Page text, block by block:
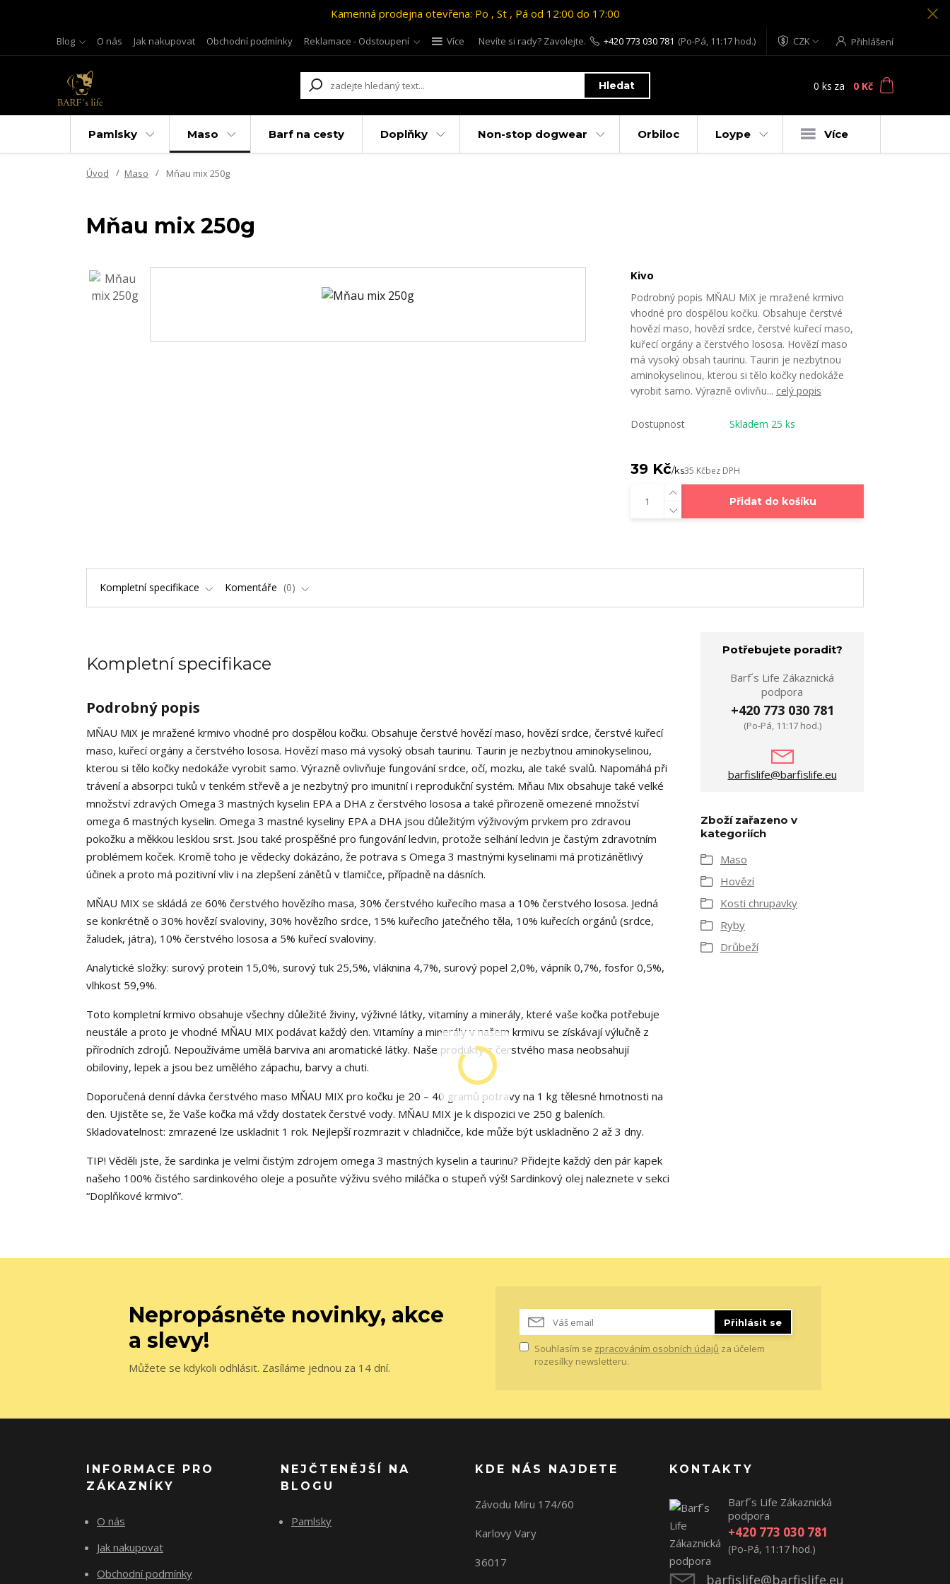
Kamenná prodejna otevřena: Po , St , Pá od 12:00 do 17:00
Blog O nás Jak nakupovat Obchodní podmínky Reklamace - Odstoupení Více CZK Přihlášení
Hledat
Nevíte si rady? Zavolejte. +420 773 030 781 (Po-Pá, 11:17 hod.)
0 ks za 0 Kč
Pamlsky Maso Barf na cesty Doplňky Non-stop dogwear Orbiloc Loype Více
Úvod Maso Mňau mix 250g
Mňau mix 250g
Kivo
Podrobný popis MŇAU MiX je mražené krmivo
vhodné pro dospělou kočku. Obsahuje čerstvé
hovězí maso, hovězí srdce, čerstvé kuřecí maso,
kuřecí orgány a čerstvého lososa. Hovězí maso
má vysoký obsah taurinu. Taurin je nezbytnou
aminokyselinou, kterou si tělo kočky nedokáže
vyrobit samo. Výrazně ovlivňu... celý popis
Dostupnost Skladem 25 ks
39 Kč/ks35 Kčbez DPH
Přidat do košíku
Kompletní specifikace Komentáře 0
Kompletní specifikace
Podrobný popis
MŇAU MiX je mražené krmivo vhodné pro dospělou kočku. Obsahuje čerstvé hovězí maso, hovězí srdce, čerstvé kuřecí
maso, kuřecí orgány a čerstvého lososa. Hovězí maso má vysoký obsah taurinu. Taurin je nezbytnou aminokyselinou,
kterou si tělo kočky nedokáže vyrobit samo. Výrazně ovlivňuje fungování srdce, očí, mozku, ale také svalů. Napomáhá při
trávení a absorpci tuků v tenkém střevě a je nezbytný pro imunitní i reprodukční systém. Mňau Mix obsahuje také velké
množství zdravých Omega 3 mastných kyselin EPA a DHA z čerstvého lososa a také přirozeně omezené množství
omega 6 mastných kyselin. Omega 3 mastné kyseliny EPA a DHA jsou důležitým výživovým prvkem pro zdravou
pokožku a měkkou lesklou srst. Jsou také prospěšné pro fungování ledvin, protože selhání ledvin je častým zdravotním
problémem koček. Kromě toho je vědecky dokázáno, že potrava s Omega 3 mastnými kyselinami má protizánětlivý
účinek a proto má pozitivní vliv i na zlepšení zánětů v tlamičce, případně na dásních.
MŇAU MIX se skládá ze 60% čerstvého hovězího masa, 30% čerstvého kuřecího masa a 10% čerstvého lososa. Jedná
se konkrétně o 30% hovězí svaloviny, 30% hovězího srdce, 15% kuřecího jatečného těla, 10% kuřecích orgánů (srdce,
žaludek, játra), 10% čerstvého lososa a 5% kuřecí svaloviny.
Analytické složky: surový protein 15,0%, surový tuk 25,5%, vláknina 4,7%, surový popel 2,0%, vápník 0,7%, fosfor 0,5%,
vlhkost 59,9%.
Toto kompletní krmivo obsahuje všechny důležité živiny, výživné látky, vitamíny a minerály, které vaše kočka potřebuje
neustále a proto je vhodné MŇAU MIX podávat každý den. Vitamíny a minerály v našem krmivu se získávají výlučně z
přírodních zdrojů. Nepoužíváme umělá barviva ani aromatické látky. Naše produkty z čerstvého masa neobsahují
obiloviny, lepek a jsou bez umělého zápachu, barvy a chuti.
Doporučená denní dávka čerstvého maso MŇAU MIX pro kočku je 20 – 40 gramů potravy na 1 kg tělesné hmotnosti na
den. Ujistěte se, že Vaše kočka má vždy dostatek čerstvé vody. MŇAU MIX je k dispozici ve 250 g baleních.
Skladovatelnost: zmrazené lze uskladnit 1 rok. Nejlepší rozmrazit v chladničce, kde může být uskladněno 2 až 3 dny.
TIP! Věděli jste, že sardinka je velmi čistým zdrojem omega 3 mastných kyselin a taurinu? Přidejte každý den pár kapek
našeho 100% čistého sardinkového oleje a posuňte výživu svého miláčka o stupeň výš! Sardinkový olej naleznete v sekci
“Doplňkové krmivo”.
Potřebujete poradit?
Barf´s Life Zákaznická
podpora
+420 773 030 781
(Po-Pá, 11:17 hod.)
barfislife@barfislife.eu
Zboží zařazeno v
kategoriích
Maso
Hovězí
Kosti chrupavky
Ryby
Drůbeží
Nepropásněte novinky, akce
a slevy!
Můžete se kdykoli odhlásit. Zasíláme jednou za 14 dní.
Přihlásit se
Souhlasím se zpracováním osobních údajů za účelem
rozesílky newsletteru.
INFORMACE PRO
ZÁKAZNÍKY
O nás
Jak nakupovat
Obchodní podmínky
NEJČTENĚJŠÍ NA
BLOGU
Pamlsky
KDE NÁS NAJDETE
Závodu Míru 174/60
Karlovy Vary
36017
KONTAKTY
Barf´s Life Zákaznická
podpora
+420 773 030 781
(Po-Pá, 11:17 hod.)
barfislife@barfislife.eu